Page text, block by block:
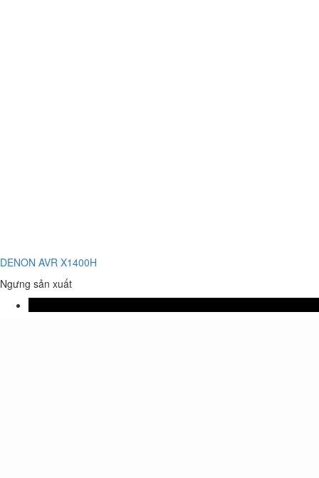
DENON AVR X1400H
Ngưng sản xuất